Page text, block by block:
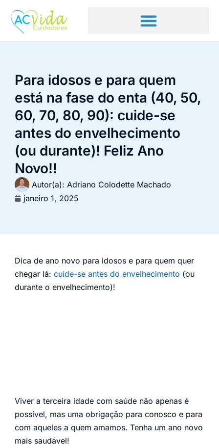
Para idosos e para quem
está na fase do enta (40, 50,
60, 70, 80, 90): cuide-se
antes do envelhecimento
(ou durante)! Feliz Ano
Novo!!
Autor(a): Adriano Colodette Machado
janeiro 1, 2025
Dica de ano novo para idosos e para quem quer
chegar lá: cuide-se antes do envelhecimento (ou
durante o envelhecimento)!
Viver a terceira idade com saúde não apenas é
possível, mas uma obrigação para conosco e para
com aqueles a quem amamos. Tenha um ano novo
mais saudável!